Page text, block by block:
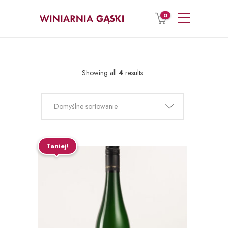
0
Showing all 4 results
Domyślne sortowanie
Taniej!